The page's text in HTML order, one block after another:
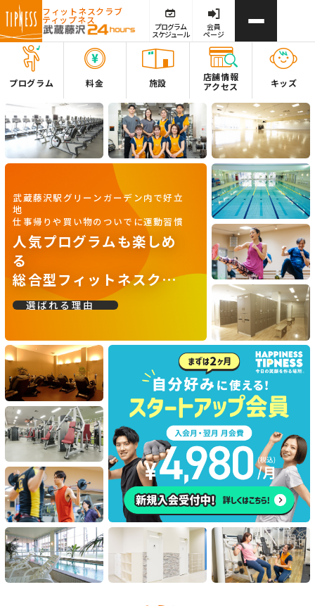
フィットネスクラブ
ティップネス
プログラム
スケジュール
会員
ページ
プログラム 料金 施設
店舗情報
アクセス
キッズ
武蔵藤沢駅グリーンガーデン内で好立
地
仕事帰りや買い物のついでに運動習慣
人気プログラムも楽しめ
る
総合型フィットネスクラ
ブ選ばれる理由